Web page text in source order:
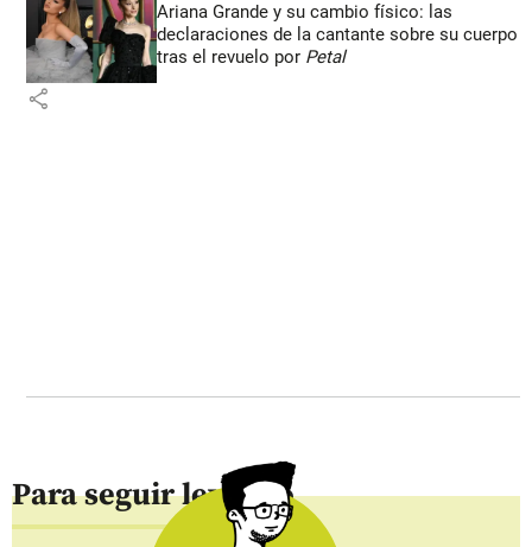
Ariana Grande y su cambio físico: las
declaraciones de la cantante sobre su cuerpo
tras el revuelo por Petal
share
Para seguir leyendo